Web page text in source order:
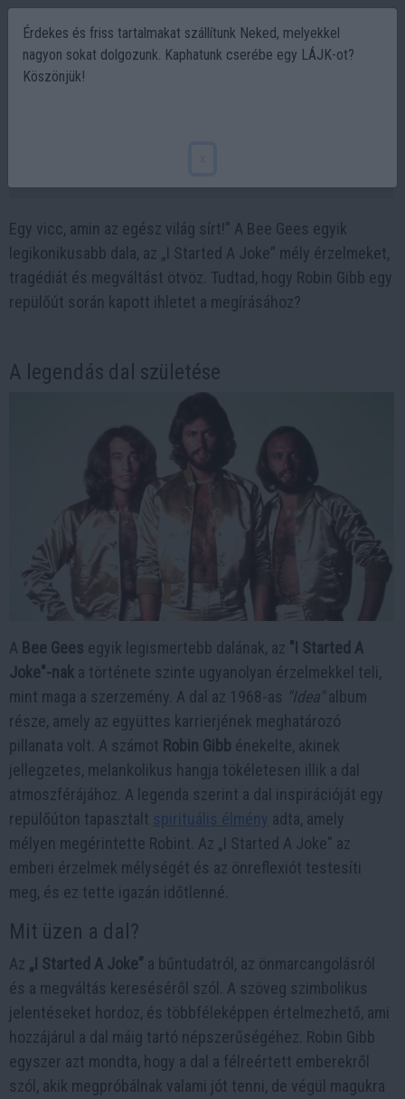
Egy vicc, amin az egész világ sírt!” A Bee Gees egyik
legikonikusabb dala, az „I Started A Joke” mély érzelmeket,
tragédiát és megváltást ötvöz. Tudtad, hogy Robin Gibb egy
repülőút során kapott ihletet a megírásához?
A legendás dal születése
A Bee Gees egyik legismertebb dalának, az "I Started A
Joke"-nak a története szinte ugyanolyan érzelmekkel teli,
mint maga a szerzemény. A dal az 1968-as "Idea"album
része, amely az együttes karrierjének meghatározó
pillanata volt. A számot Robin Gibb énekelte, akinek
jellegzetes, melankolikus hangja tökéletesen illik a dal
atmoszférájához. A legenda szerint a dal inspirációját egy
repülőúton tapasztalt spirituális élmény adta, amely
mélyen megérintette Robint. Az „I Started A Joke” az
emberi érzelmek mélységét és az önreflexiót testesíti
meg, és ez tette igazán időtlenné.
Mit üzen a dal?
Az „I Started A Joke” a bűntudatról, az önmarcangolásról
és a megváltás kereséséről szól. A szöveg szimbolikus
jelentéseket hordoz, és többféleképpen értelmezhető, ami
hozzájárul a dal máig tartó népszerűségéhez. Robin Gibb
egyszer azt mondta, hogy a dal a félreértett emberekről
szól, akik megpróbálnak valami jót tenni, de végül magukra
Érdekes és friss tartalmakat szállítunk Neked, melyekkel
nagyon sokat dolgozunk. Kaphatunk cserébe egy LÁJK-ot?
Köszönjük!